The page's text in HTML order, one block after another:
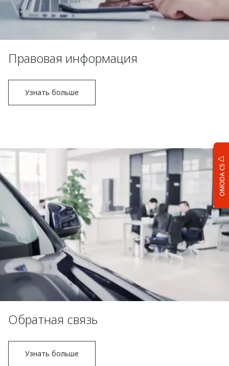
OMODA C5
Правовая информация
Узнать больше
Обратная связь
Узнать больше